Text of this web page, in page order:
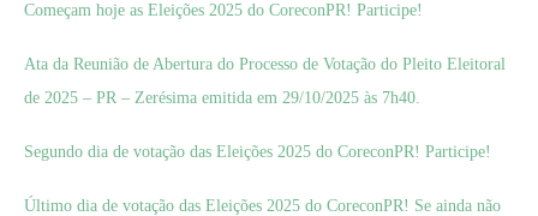
Começam hoje as Eleições 2025 do CoreconPR! Participe!
Ata da Reunião de Abertura do Processo de Votação do Pleito Eleitoral
de 2025 – PR – Zerésima emitida em 29/10/2025 às 7h40.
Segundo dia de votação das Eleições 2025 do CoreconPR! Participe!
Último dia de votação das Eleições 2025 do CoreconPR! Se ainda não